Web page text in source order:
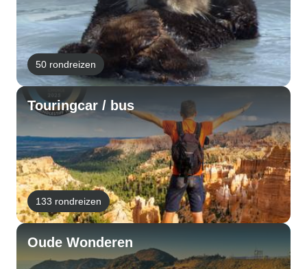
50 rondreizen
Touringcar / bus
133 rondreizen
Oude Wonderen